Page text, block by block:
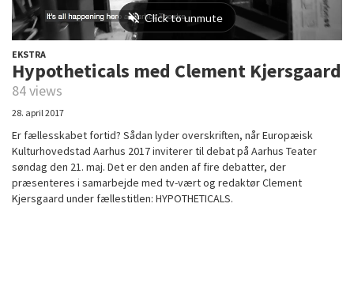
EKSTRA
Hypotheticals med Clement Kjersgaard
84 views
28. april 2017
Er fællesskabet fortid? Sådan lyder overskriften, når Europæisk
Kulturhovedstad Aarhus 2017 inviterer til debat på Aarhus Teater
søndag den 21. maj. Det er den anden af fire debatter, der
præsenteres i samarbejde med tv-vært og redaktør Clement
Kjersgaard under fællestitlen: HYPOTHETICALS.